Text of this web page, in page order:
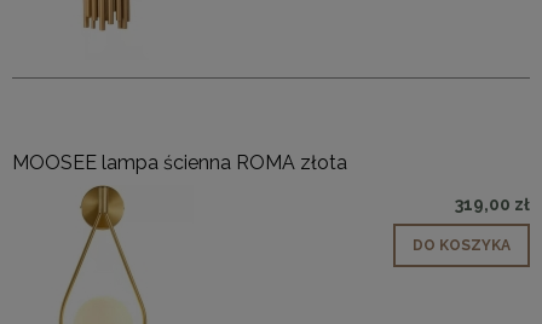
MOOSEE lampa ścienna ROMA złota
319,00 zł
DO KOSZYKA